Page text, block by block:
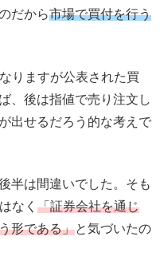
だから市場で買付を行う
りますが公表された買
、後は指値で売り注文し
出せるだろう的な考えで
半は間違いでした。そも
なく 「証券会社を通じ
形である」と気づいたの